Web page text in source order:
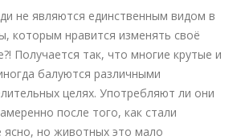
не являются единственным видом в
которым нравится изменять своё
Получается так, что многие крутые и
балуются различными
целях. Употребляют ли они
после того, как стали
но животных это мало